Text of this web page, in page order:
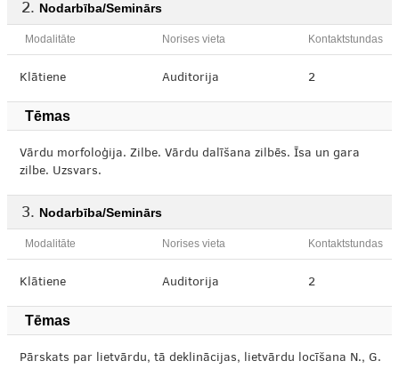
Nodarbība/Seminārs
Modalitāte Norises vieta Kontaktstundas
Klātiene Auditorija 2
Tēmas
Vārdu morfoloģija. Zilbe. Vārdu dalīšana zilbēs. Īsa un gara
zilbe. Uzsvars.
Nodarbība/Seminārs
Modalitāte Norises vieta Kontaktstundas
Klātiene Auditorija 2
Tēmas
Pārskats par lietvārdu, tā deklinācijas, lietvārdu locīšana N., G.